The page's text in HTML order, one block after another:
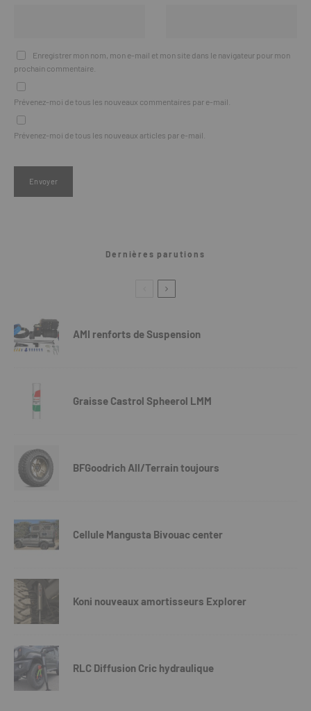
Enregistrer mon nom, mon e-mail et mon site dans le navigateur pour mon
prochain commentaire.
Prévenez-moi de tous les nouveaux commentaires par e-mail.
Prévenez-moi de tous les nouveaux articles par e-mail.
Dernières parutions
AMI renforts de Suspension
Graisse Castrol Spheerol LMM
BFGoodrich All/Terrain toujours
Cellule Mangusta Bivouac center
Koni nouveaux amortisseurs Explorer
RLC Diffusion Cric hydraulique